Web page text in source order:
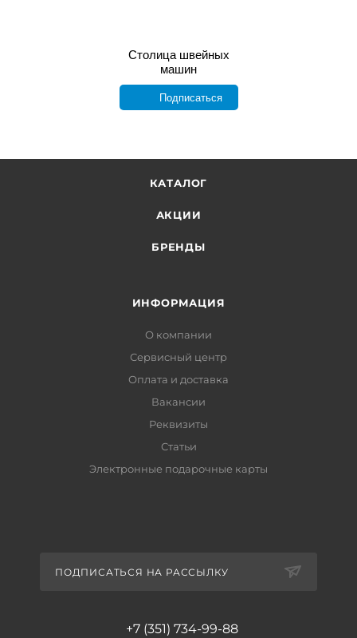
Столица швейных
машин
Подписаться
КАТАЛОГ
АКЦИИ
БРЕНДЫ
ИНФОРМАЦИЯ
О компании
Сервисный центр
Оплата и доставка
Вакансии
Реквизиты
Статьи
Электронные подарочные карты
ПОДПИСАТЬСЯ НА РАССЫЛКУ
+7 (351) 734-99-88